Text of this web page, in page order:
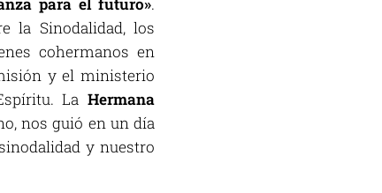
la Sinodalidad, los
cohermanos en
y el ministerio
La Hermana
nos guió en un día
y nuestro